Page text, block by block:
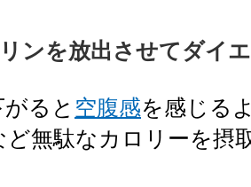
ンを放出させてダイ
ると 空腹感を感じる
ど無駄なカロリーを摂